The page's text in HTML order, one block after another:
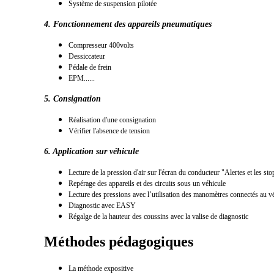
Système de suspension pilotée
4. Fonctionnement des appareils pneumatiques
Compresseur 400volts
Dessiccateur
Pédale de frein
EPM......
5. Consignation
Réalisation d'une consignation
Vérifier l'absence de tension
6. Application sur véhicule
Lecture de la pression d'air sur l'écran du conducteur "Alertes et les
Repérage des appareils et des circuits sous un véhicule
Lecture des pressions avec l’utilisation des manomètres connectés au
Diagnostic avec EASY
Régalge de la hauteur des coussins avec la valise de diagnostic
Méthodes pédagogiques
La méthode expositive